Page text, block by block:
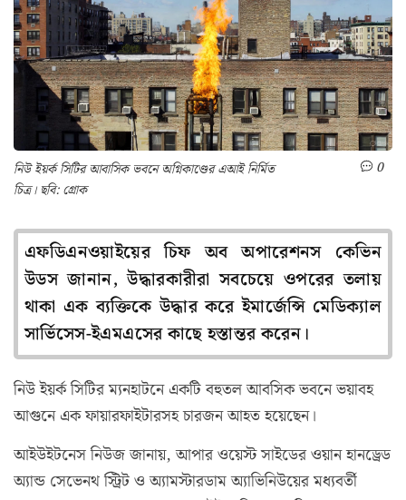
নিউ ইয়র্ক সিটির আবাসিক ভবনে অগ্নিকাণ্ডের এআই নির্মিত
চিত্র। ছবি: গ্রোক
0
এফডিএনওয়াইয়ের চিফ অব অপারেশনস কেভিন
উডস জানান, উদ্ধারকারীরা সবচেয়ে ওপরের তলায়
থাকা এক ব্যক্তিকে উদ্ধার করে ইমার্জেন্সি মেডিক্যাল
সার্ভিসেস-ইএমএসের কাছে হস্তান্তর করেন।
নিউ ইয়র্ক সিটির ম্যনহাটনে একটি বহুতল আবসিক ভবনে ভয়াবহ
আগুনে এক ফায়ারফাইটারসহ চারজন আহত হয়েছেন।
আইউইটনেস নিউজ জানায়, আপার ওয়েস্ট সাইডের ওয়ান হানড্রেড
অ্যান্ড সেভেনথ স্ট্রিট ও অ্যামস্টারডাম অ্যাভিনিউয়ের মধ্যবর্তী